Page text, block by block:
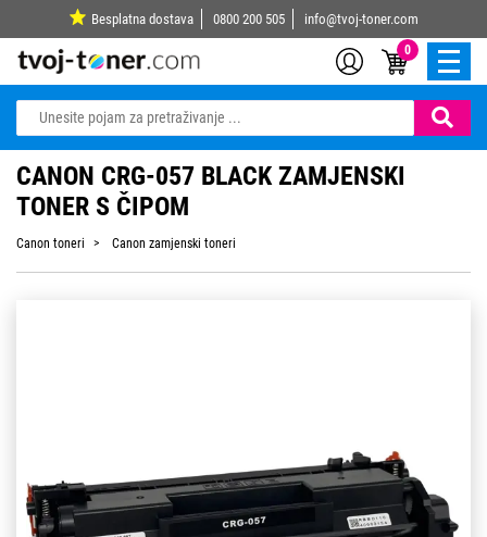
Besplatna dostava 0800 200 505 info@tvoj-toner.com
0
CANON CRG-057 BLACK ZAMJENSKI
TONER S ČIPOM
Canon toneri Canon zamjenski toneri